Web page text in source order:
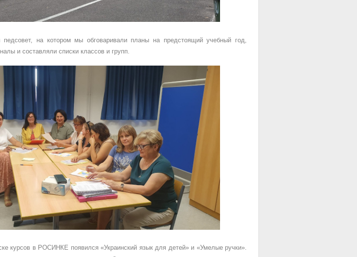
педсовет, на котором мы обговаривали планы на предстоящий учебный год,
и составляли списки классов и групп.
курсов в РОСИНКЕ появился «Украинский язык для детей» и «Умелые ручки».